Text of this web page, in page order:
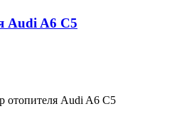
Audi A6 C5
отопителя Audi A6 C5